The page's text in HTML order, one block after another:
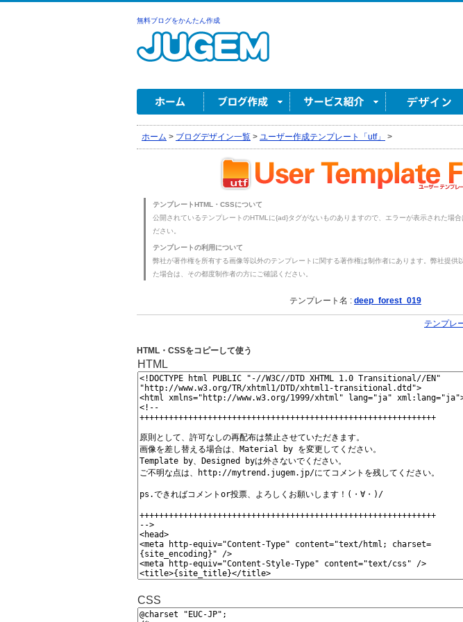
無料ブログをかんたん作成
ホーム > ブログデザイン一覧 > ユーザー作成テンプレート「utf」 >
テンプレートHTML・CSSについて
公開されているテンプレートのHTMLに{ad}タグがないものありますので、エラーが表示された場合
ださい。
テンプレートの利用について
弊社が著作権を所有する画像等以外のテンプレートに関する著作権は制作者にあります。弊社提供
た場合は、その都度制作者の方にご確認ください。
テンプレート名 : deep_forest_019
テンプレ
HTML・CSSをコピーして使う
HTML
CSS